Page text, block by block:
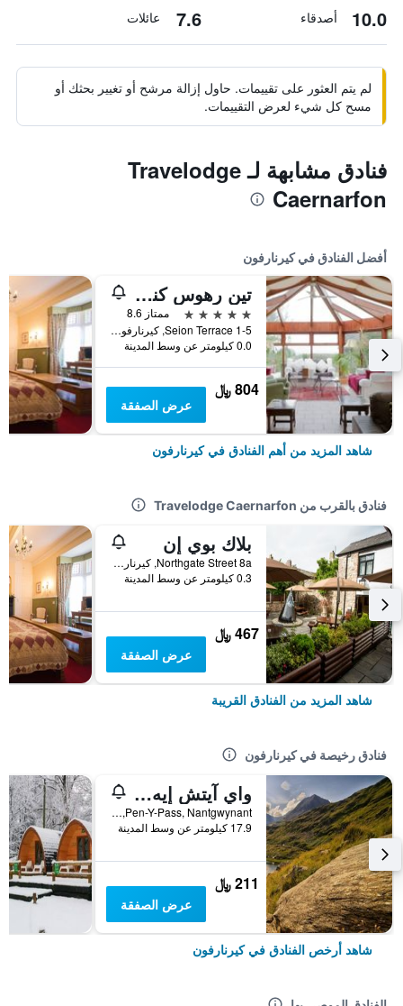
10.0 أصدقاء 7.6 عائلات
لم يتم العثور على تقييمات. حاول إزالة مرشح أو تغيير بحثك أو
مسح كل شيء لعرض التقييمات.
فنادق مشابهة لـ Travelodge
Caernarfon
أفضل الفنادق في كيرنارفون
تين رهوس كنتري هاوس
5 نجوم
ممتاز 8.6
Seion Terrace 1-5, كيرنارفون, المملكة المتحدة
0.0 كيلومتر عن وسط المدينة
804 ﷼
عرض الصفقة
شاهد المزيد من أهم الفنادق في كيرنارفون
فنادق بالقرب من Travelodge Caernarfon
بلاك بوي إن
Northgate Street 8a, كيرنارفون, المملكة المتحدة
0.3 كيلومتر عن وسط المدينة
467 ﷼
عرض الصفقة
شاهد المزيد من الفنادق القريبة
فنادق رخيصة في كيرنارفون
واي آيتش إيه سنودون بين-يي-باس - هوستل
Pen-Y-Pass, Nantgwynant, كيرنارفون, المملكة المتحدة
17.9 كيلومتر عن وسط المدينة
211 ﷼
عرض الصفقة
شاهد أرخص الفنادق في كيرنارفون